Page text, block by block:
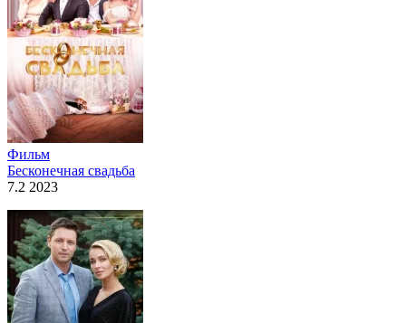
Фильм
Бесконечная свадьба
7.2 2023